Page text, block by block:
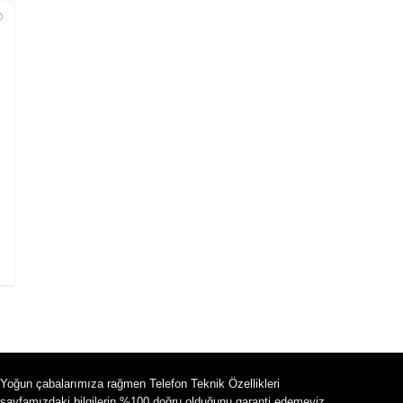
Yoğun çabalarımıza rağmen Telefon Teknik Özellikleri